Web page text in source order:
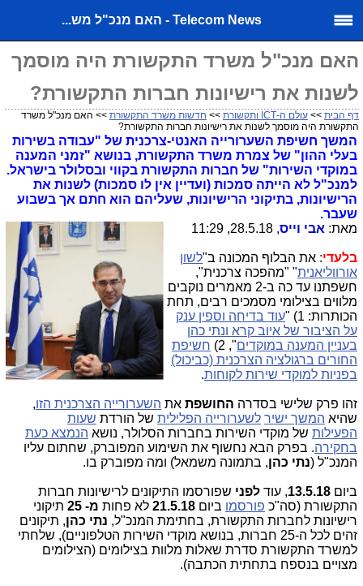
Telecom News - האם מנכ"ל מש...
האם מנכ"ל משרד התקשורת היה מוסמך
לשנות את רישיונות חברות התקשורת?
דף הבית >> עולם ה-ICT ותקשורת >> חדשות משרד התקשורת >> האם מנכ"ל משרד
התקשורת היה מוסמך לשנות את רישיונות חברות התקשורת?
המשך חשיפת השערורייה האנטי-צרכנית של "עבודה בשירות
בעלי ההון" של צמרת משרד התקשורת, בנושא "זמני המענה
במוקדי השירות" של חברות התקשורת בקווי ובסלולר בישראל.
למנכ"ל לא הייתה סמכות (ועדיין אין לו סמכות) לשנות את
הרישיונות, בתיקוני הרישיונות, שעליהם הוא חתם אך בשבוע
שעבר.
מאת: אבי וייס, 28.5.18, 11:29
בלעדי: את הבלוף המכונה ב"לשון
אורווליאנית" "מהפכה צרכנית",
חשפתנו עד כה ב-2 מאמרים נוקבים
מלווים בצילומי מסמכים רבים, תחת
הכותרות: 1) "
עוד בדיחה וספין ענק
על הציבור של איוב קרא ונתי כהן
בעניין המענה במוקדים", 2)
חשיפת
החורים ברגולציה הצרכנית (כביכול)
בפניות למוקדי שירות לקוחות.
זהו פרק שלישי בסדרה החושפת את השערורייה הצרכנית הזו,
שהיא המשך ישיר לשערורייה הפלילית של הורדת שעות
הפעילות של מוקדי השירות בחברות הסלולר, נושא הנמצא כעת
בחקירה. בפרק הבא נחשוף את השימוע המפוברק, שחתום עליו
המנכ"ל (נתי כהן, בתמונה משמאל) ומה מפוברק בו.
ביום 13.5.18, עוד לפני שפורסמו התיקונים לרישיונות חברות
התקשורת (סה"כ פורסמו ביום 21.5.18 לא פחות מ- 25
תיקוני
רישיונות לחברות התקשורת, בחתימת המנכ"ל, נתי כהן, תיקונים
זהים לכל ה-25 חברות, בנושא מוקדי השירות הטלפוניים), שלחתי
למשרד התקשורת סדרת שאלות מלוות בצילומים (הצילומים
מצויים בנספח בתחתית הכתבה).